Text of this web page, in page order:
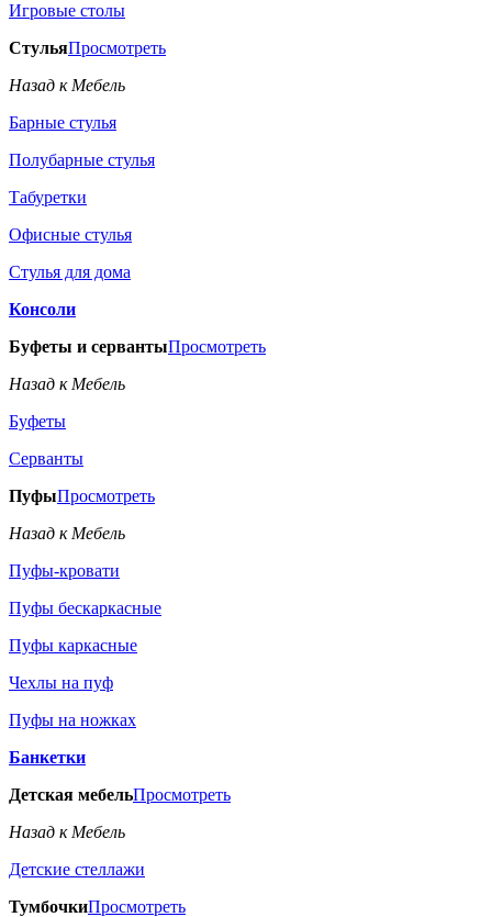
Игровые столы
СтульяПросмотреть
Назад к Мебель
Барные стулья
Полубарные стулья
Табуретки
Офисные стулья
Стулья для дома
Консоли
Буфеты и сервантыПросмотреть
Назад к Мебель
Буфеты
Серванты
ПуфыПросмотреть
Назад к Мебель
Пуфы-кровати
Пуфы бескаркасные
Пуфы каркасные
Чехлы на пуф
Пуфы на ножках
Банкетки
Детская мебельПросмотреть
Назад к Мебель
Детские стеллажи
ТумбочкиПросмотреть